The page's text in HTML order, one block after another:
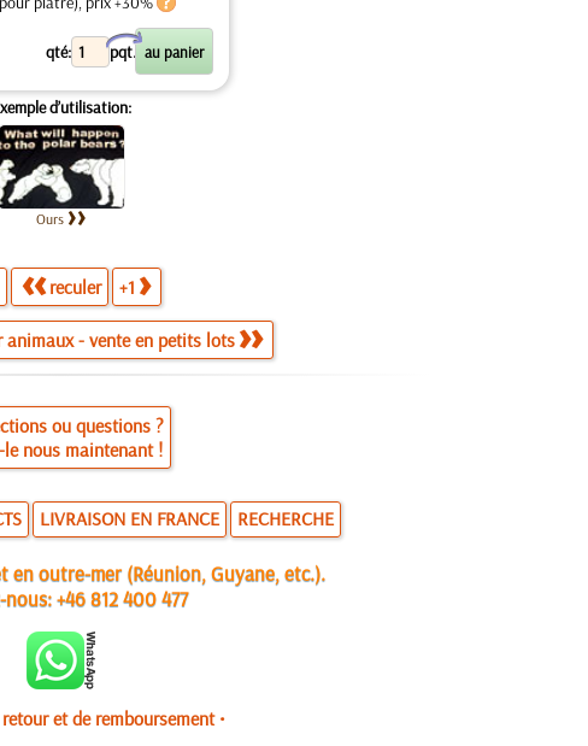
qté: pqt.
X
d’utilisation:
Ours
reculer +1
animaux - vente en petits lots
ou questions ?
le nous maintenant !
LIVRAISON EN FRANCE RECHERCHE
en outre-mer (Réunion, Guyane, etc.).
nous:+46 812 400 477
et de remboursement •